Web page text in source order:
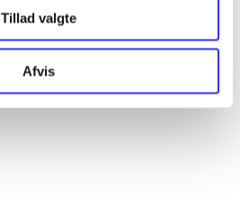
Tillad valgte
Afvis